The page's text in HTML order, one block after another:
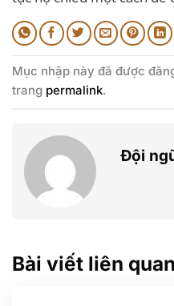
Mục nhập này đã được
trang permalink.
Đội
Bài viết liên